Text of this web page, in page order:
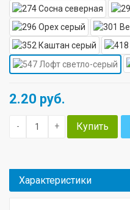
2.20 руб.
- + Купить
Характеристики